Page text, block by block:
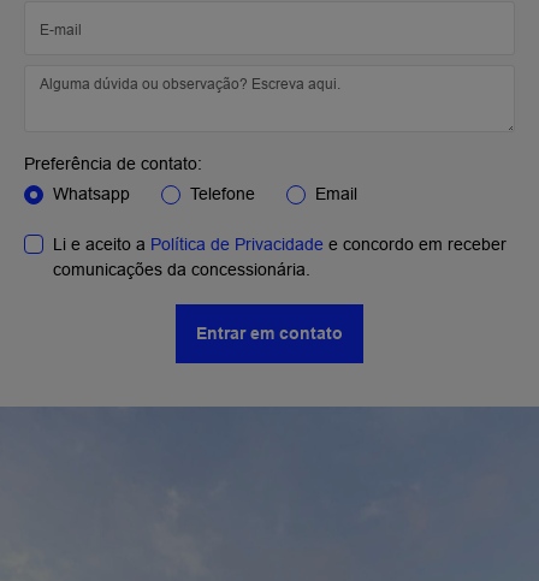
Preferência de contato:
Whatsapp
Telefone Email
Li e aceito a Política de Privacidade e concordo em receber
comunicações da concessionária.
Entrar em contato